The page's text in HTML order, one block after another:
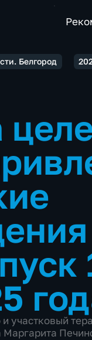
Белгород
участковый
Маргарита